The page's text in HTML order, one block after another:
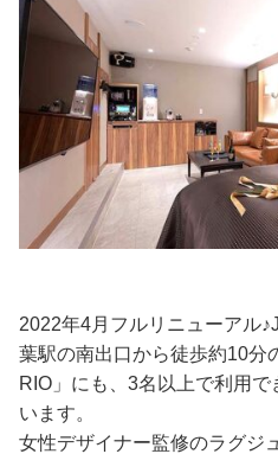
2022年4月フルリニューアル
葉駅の南出口から徒歩約10分
RIO」にも、3名以上で利用
います。
女性デザイナー監修のラグジ